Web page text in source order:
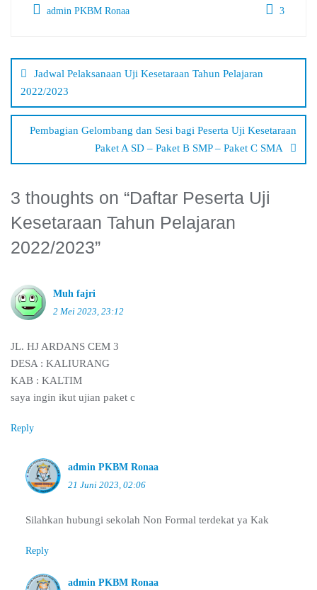
admin PKBM Ronaa 3
pos
Jadwal Pelaksanaan Uji Kesetaraan Tahun Pelajaran
2022/2023
Pembagian Gelombang dan Sesi bagi Peserta Uji Kesetaraan
Paket A SD – Paket B SMP – Paket C SMA
3 thoughts on “Daftar Peserta Uji
Kesetaraan Tahun Pelajaran
2022/2023”
Muh fajri
2 Mei 2023, 23:12
JL. HJ ARDANS CEM 3
DESA : KALIURANG
KAB : KALTIM
saya ingin ikut ujian paket c
Reply
admin PKBM Ronaa
21 Juni 2023, 02:06
Silahkan hubungi sekolah Non Formal terdekat ya Kak
Reply
admin PKBM Ronaa